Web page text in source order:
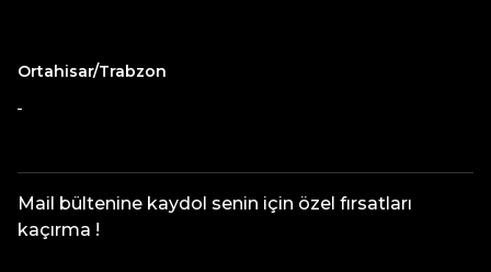
Ortahisar/Trabzon
Mail bültenine kaydol senin için özel fırsatları
kaçırma !